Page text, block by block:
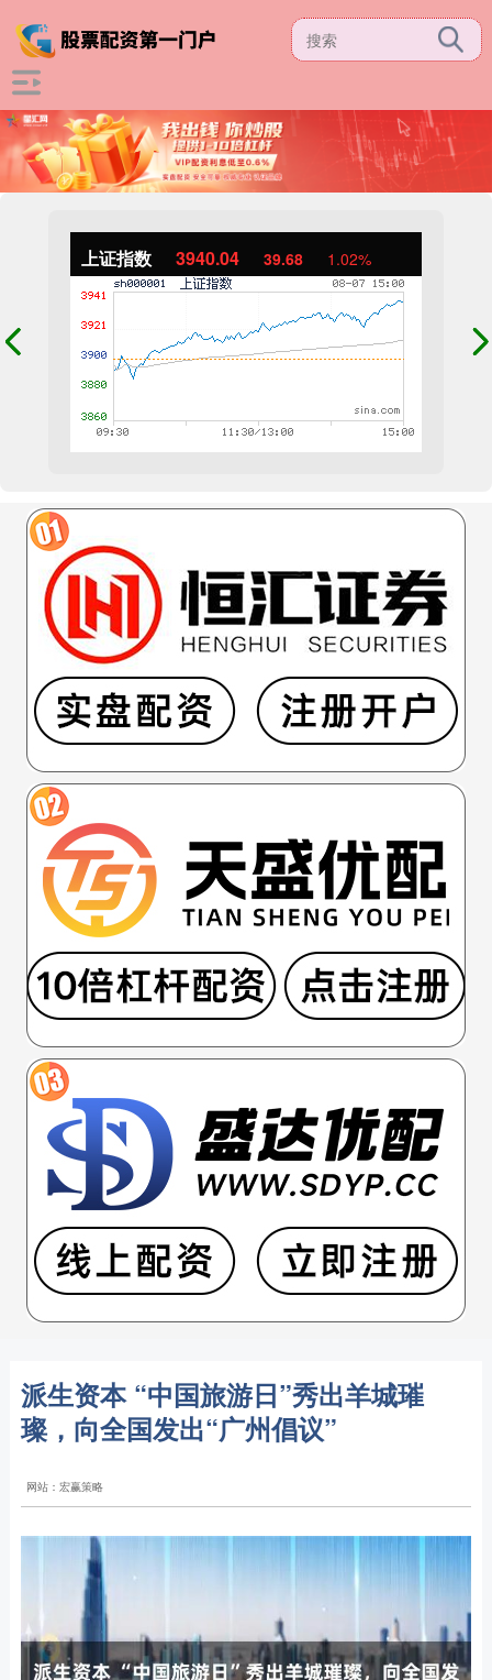
上证指数 3940.04 39.68 1.02%
派生资本 “中国旅游日”秀出羊城璀
璨，向全国发出“广州倡议”
网站：宏赢策略